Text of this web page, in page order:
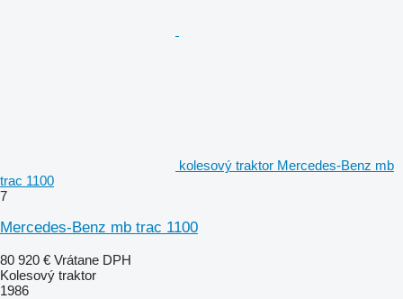
kolesový traktor Mercedes-Benz mb
trac 1100
7
Mercedes-Benz mb trac 1100
80 920 € Vrátane DPH
Kolesový traktor
1986